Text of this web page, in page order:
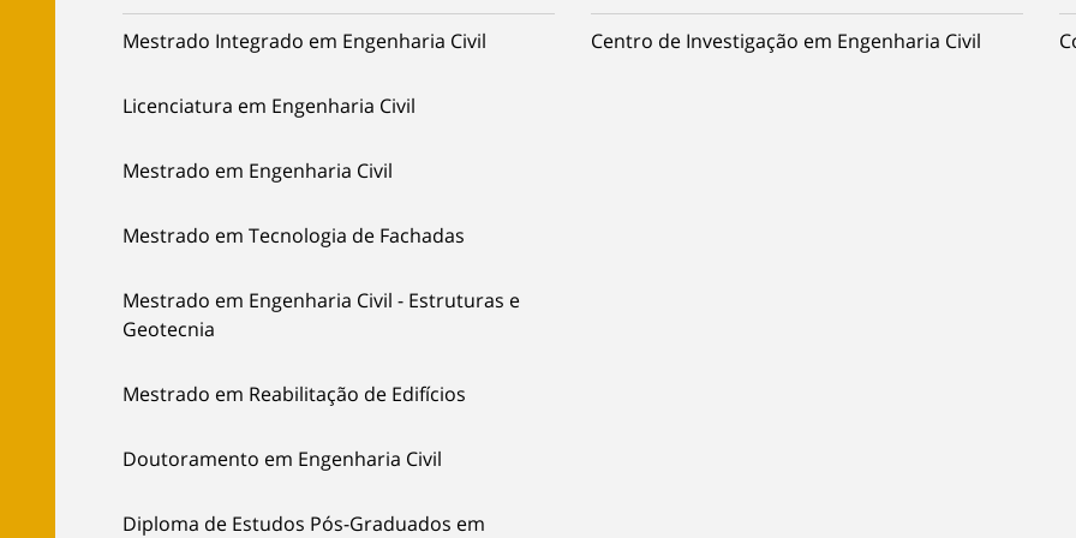
Mestrado Integrado em Engenharia Civil
Licenciatura em Engenharia Civil
Mestrado em Engenharia Civil
Mestrado em Tecnologia de Fachadas
Mestrado em Engenharia Civil - Estruturas e
Geotecnia
Mestrado em Reabilitação de Edifícios
Doutoramento em Engenharia Civil
Diploma de Estudos Pós-Graduados em
Centro de Investigação em Engenharia Civil